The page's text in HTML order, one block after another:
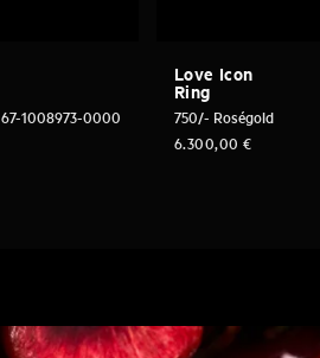
67-1008973-0000
Love Icon
Ring
750/- Roségold
6.300,00€